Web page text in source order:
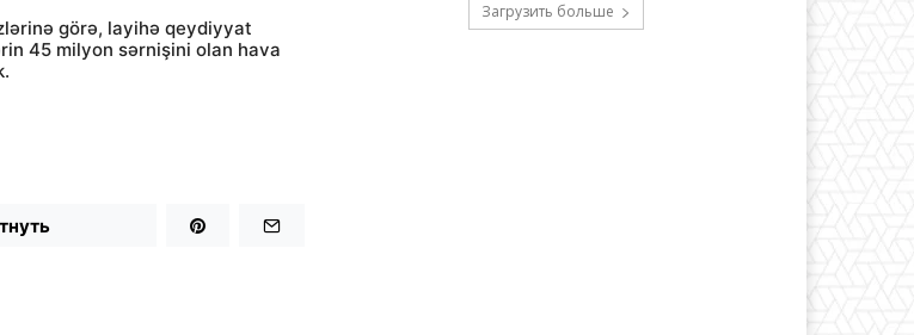
görə, layihə qeydiyyat
45 milyon sərnişini olan hava
Загрузить больше